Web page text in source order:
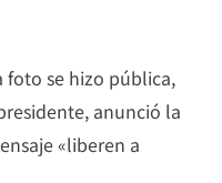
foto se hizo pública,
anunció la
«liberen a